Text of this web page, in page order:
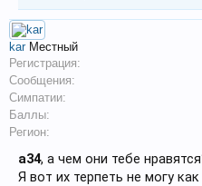
kar Местный
Регистрация:
Сообщения:
Симпатии:
Баллы:
Регион:
a34, а чем они тебе
Я вот их терпеть не могу